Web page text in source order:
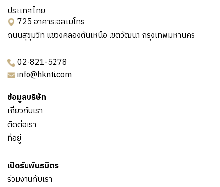
ประเทศไทย
725 อาคารเอสเมโทร
ถนนสุขุมวิท แขวงคลองตันเหนือ เขตวัฒนา กรุงเทพมหานคร
02-821-5278
info@hknti.com
ข้อมูลบริษัท
เกี่ยวกับเรา
ติดต่อเรา
ที่อยู่
เปิดรับพันธมิตร
ร่วมงานกับเรา